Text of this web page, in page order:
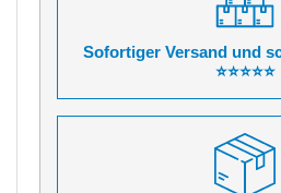
Sofortiger Versand und
⭐⭐⭐⭐⭐